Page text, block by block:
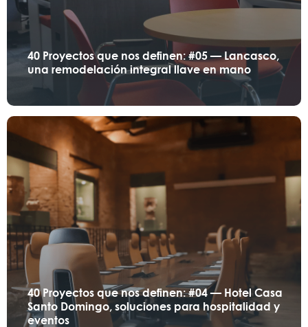
40 Proyectos que nos definen: #05 — Lancasco,
una remodelación integral llave en mano
40 Proyectos que nos definen: #04 — Hotel Casa
Santo Domingo, soluciones para hospitalidad y
eventos